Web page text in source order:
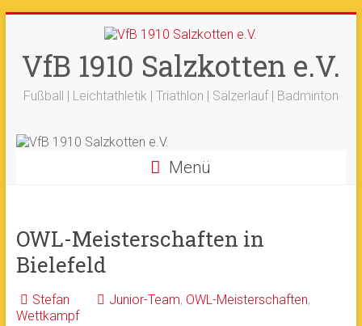
springen
VfB 1910 Salzkotten e.V.
Fußball | Leichtathletik | Triathlon | Sälzerlauf | Badminton
Menü
OWL-Meisterschaften in
Bielefeld
Stefan Junior-Team, OWL-Meisterschaften,
Wettkampf
+++ 21-03. -33. Sälzerlauf+++
Ergebnisse +++ Beitrag vom saelzer.tv
ist online
+++ Fotos sind online+++
+++ 18.-19.04. -Werfertage +++
Ok!